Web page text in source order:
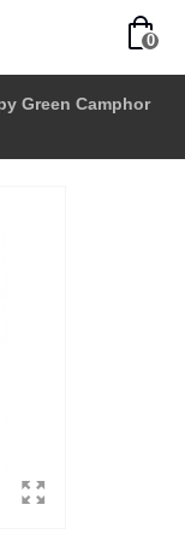
0
Green Camphor